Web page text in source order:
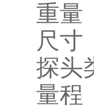
重
尺
探
量